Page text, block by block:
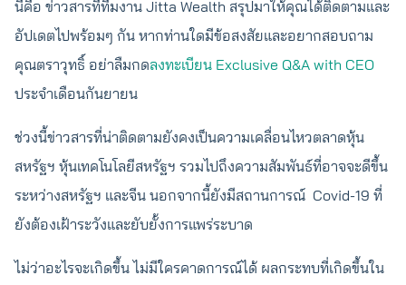
นี่คือ ข่าวสารที่ทีมงาน Jitta Wealth สรุปมาให้คุณได้ติดตามและ
อัปเดตไปพร้อมๆ กัน หากท่านใดมีข้อสงสัยและอยากสอบถาม
คุณตราวุทธิ์ อย่าลืมกดลงทะเบียน Exclusive Q&A with CEO
ประจำเดือนกันยายน
ช่วงนี้ข่าวสารที่น่าติดตามยังคงเป็นความเคลื่อนไหวตลาดหุ้น
สหรัฐฯ หุ้นเทคโนโลยีสหรัฐฯ รวมไปถึงความสัมพันธ์ที่อาจจะดีขึ้น
ระหว่างสหรัฐฯ และจีน นอกจากนี้ยังมีสถานการณ์ Covid-19 ที่
ยังต้องเฝ้าระวังและยับยั้งการแพร่ระบาด
ไม่ว่าอะไรจะเกิดขึ้น ไม่มีใครคาดการณ์ได้ ผลกระทบที่เกิดขึ้นใน